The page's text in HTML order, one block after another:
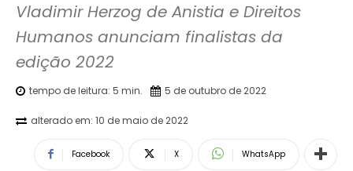
Vladimir Herzog de Anistia e Direitos
Humanos anunciam finalistas da
edição 2022
tempo de leitura: 5 min. 5 de outubro de 2022
alterado em: 10 de maio de 2022
Facebook X WhatsApp